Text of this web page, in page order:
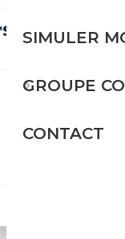
Essence
560 CH (412
SIMULER
GROUPE
CONTACT